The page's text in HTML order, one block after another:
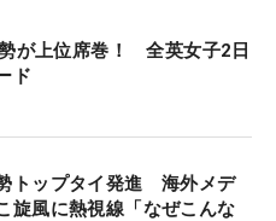
った。
が上位席巻！ 全英女子2日
ド
トップタイ発進 海外メデ
旋風に熱視線「なぜこんな